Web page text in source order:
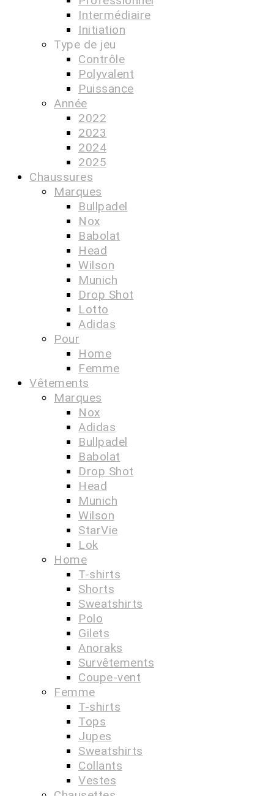
Intermédiaire
Initiation
Type de jeu
Contrôle
Polyvalent
Puissance
Année
2022
2023
2024
2025
Chaussures
Marques
Bullpadel
Nox
Babolat
Head
Wilson
Munich
Drop Shot
Lotto
Adidas
Pour
Home
Femme
Vêtements
Marques
Nox
Adidas
Bullpadel
Babolat
Drop Shot
Head
Munich
Wilson
StarVie
Lok
Home
T-shirts
Shorts
Sweatshirts
Polo
Gilets
Anoraks
Survêtements
Coupe-vent
Femme
T-shirts
Tops
Jupes
Sweatshirts
Collants
Vestes